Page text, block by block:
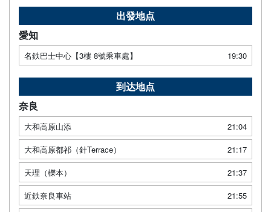
出發地点
愛知
名鉄巴士中心【3樓 8號乘車處】 19:30
到达地点
奈良
大和高原山添
21:04
大和高原都祁（針Terrace）
21:17
天理（櫟本）
21:37
近鉄奈良車站
21:55